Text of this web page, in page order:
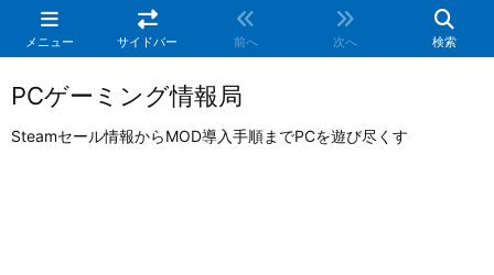
メニュー サイドバー 前へ 次へ 検索
PCゲーミング情報局
Steamセール情報からMOD導入手順までPCを遊び尽くす